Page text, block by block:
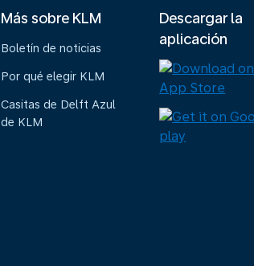
Más sobre KLM
Boletín de noticias
Por qué elegir KLM
Casitas de Delft Azul
de KLM
Descargar la
aplicación